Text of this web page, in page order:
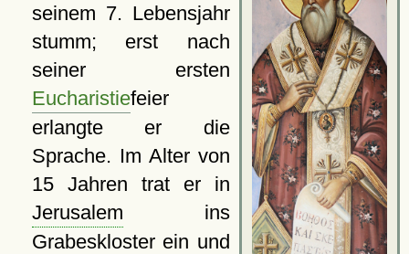
seinem 7. Lebensjahr
stumm; erst nach
seiner ersten
Eucharistiefeier
erlangte er die
Sprache. Im Alter von
15 Jahren trat er in
Jerusalem ins
Grabeskloster ein und